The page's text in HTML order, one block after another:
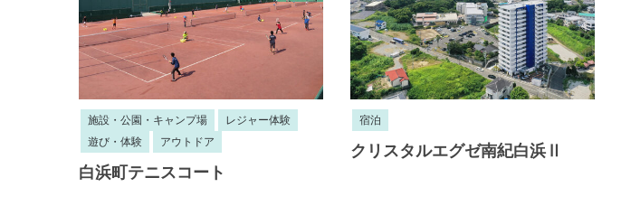
施設・公園・キャンプ場
レジャー体験
遊び・体験
アウトドア
白浜町テニスコート
宿泊
クリスタルエグゼ南紀白浜Ⅱ